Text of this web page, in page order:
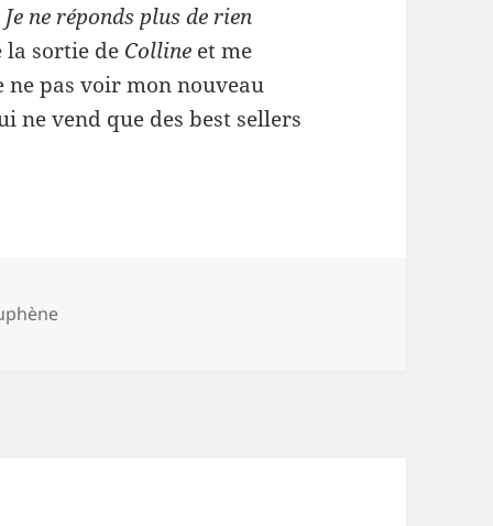
Je ne réponds plus de rien
la sortie de Colline et me
ne pas voir mon nouveau
ne vend que des best sellers